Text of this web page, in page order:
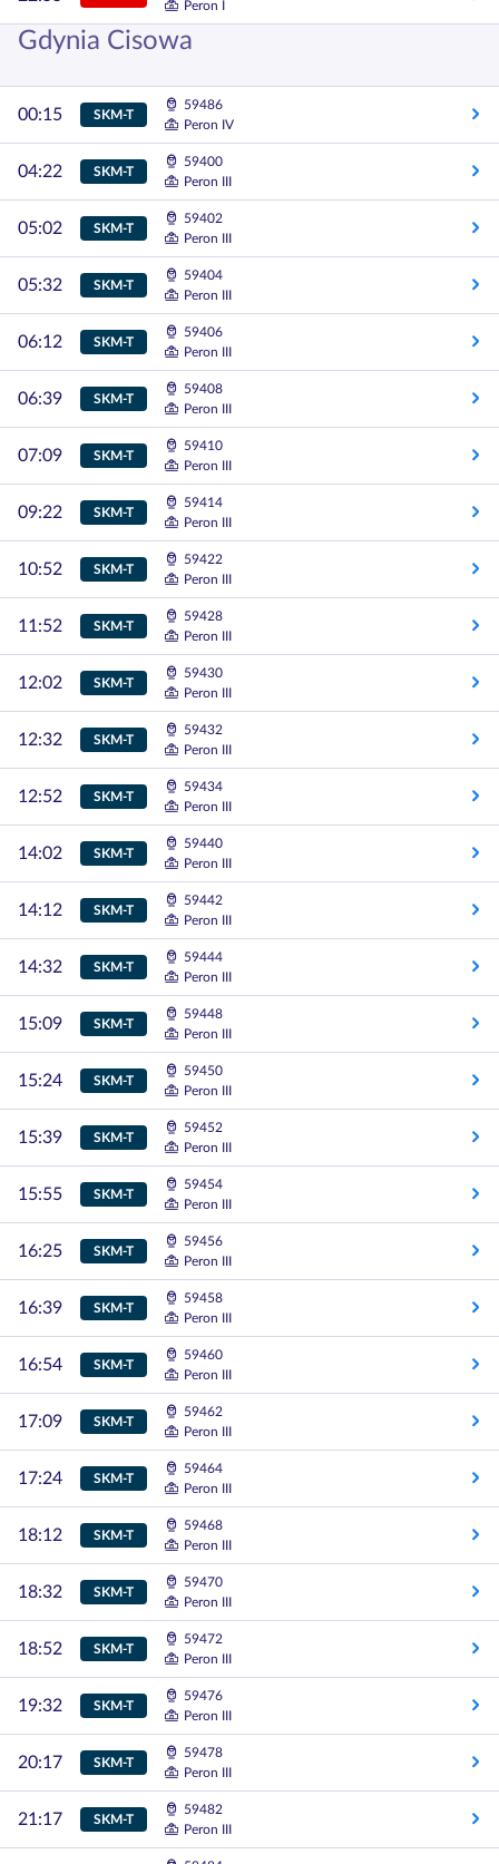
Peron I
Gdynia Cisowa
00:15 SKM-T
59486
Peron IV
04:22 SKM-T
59400
Peron III
05:02 SKM-T
59402
Peron III
05:32 SKM-T
59404
Peron III
06:12 SKM-T
59406
Peron III
06:39 SKM-T
59408
Peron III
07:09 SKM-T
59410
Peron III
09:22 SKM-T
59414
Peron III
10:52 SKM-T
59422
Peron III
11:52 SKM-T
59428
Peron III
12:02 SKM-T
59430
Peron III
12:32 SKM-T
59432
Peron III
12:52 SKM-T
59434
Peron III
14:02 SKM-T
59440
Peron III
14:12 SKM-T
59442
Peron III
14:32 SKM-T
59444
Peron III
15:09 SKM-T
59448
Peron III
15:24 SKM-T
59450
Peron III
15:39 SKM-T
59452
Peron III
15:55 SKM-T
59454
Peron III
16:25 SKM-T
59456
Peron III
16:39 SKM-T
59458
Peron III
16:54 SKM-T
59460
Peron III
17:09 SKM-T
59462
Peron III
17:24 SKM-T
59464
Peron III
18:12 SKM-T
59468
Peron III
18:32 SKM-T
59470
Peron III
18:52 SKM-T
59472
Peron III
19:32 SKM-T
59476
Peron III
20:17 SKM-T
59478
Peron III
21:17 SKM-T
59482
Peron III